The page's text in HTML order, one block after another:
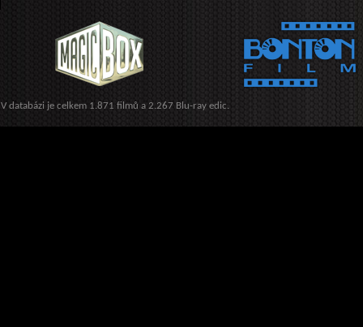
V databázi je celkem 1.871 filmů a 2.267 Blu-ray edic.